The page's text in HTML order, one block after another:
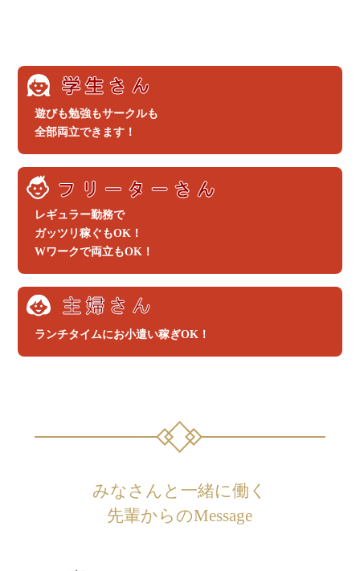
遊びも勉強もサークルも
全部両立できます！
レギュラー勤務で
ガッツリ稼ぐもOK！
Wワークで両立もOK！
ランチタイムにお小遣い稼ぎOK！
みなさんと一緒に働く
先輩からのMessage